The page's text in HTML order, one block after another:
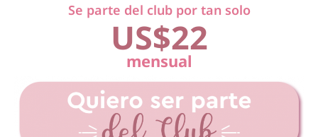
Se parte del club por tan solo
US$22
mensual